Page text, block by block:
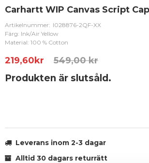
Carhartt WIP Canvas Script Cap
Artikelnummer: I028876-2QF-XX
Färg: Ink/Air Yellow
Material: 100 % Cotton
219,60kr 549,00 kr
Produkten är slutsåld.
Leverans inom 2-3 dagar
Alltid 30 dagars returrätt